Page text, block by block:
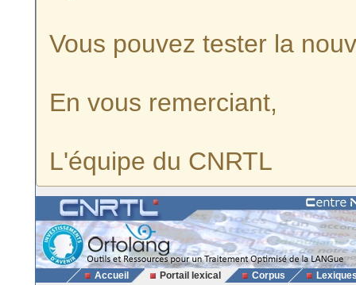
Vous pouvez tester la
En vous remerciant,
L'équipe du CNRTL
Accueil Portail lexical Corpus